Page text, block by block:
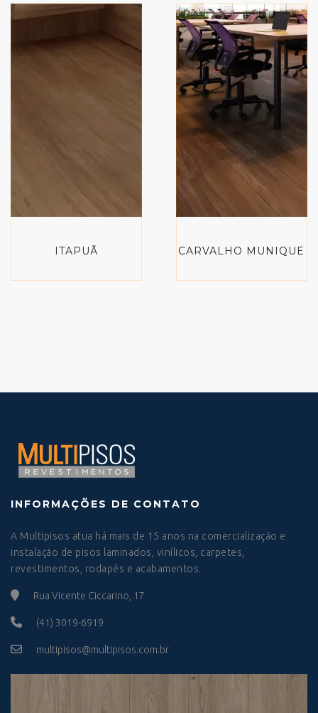
ITAPUÃ CARVALHO MUNIQUE
INFORMAÇÕES DE CONTATO
A Multipisos atua há mais de 15 anos na comercialização e
instalação de pisos laminados, vinílicos, carpetes,
revestimentos, rodapés e acabamentos.
Rua Vicente Ciccarino, 17
(41) 3019-6919
multipisos@multipisos.com.br